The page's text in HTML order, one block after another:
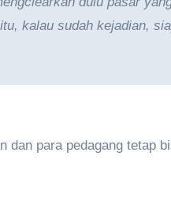
kalau sudah kejadian,
dan para pedagang tetap